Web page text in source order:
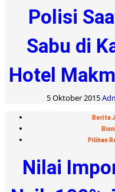
Polisi
Sabu di
Hotel
5 Oktober 2015
Berita
Pilihan
Nilai